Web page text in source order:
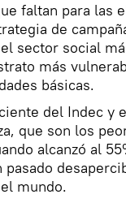
faltan para las
de
sector social
más
básicas.
del Indec y
que son los
alcanzó al
pasado
mundo.